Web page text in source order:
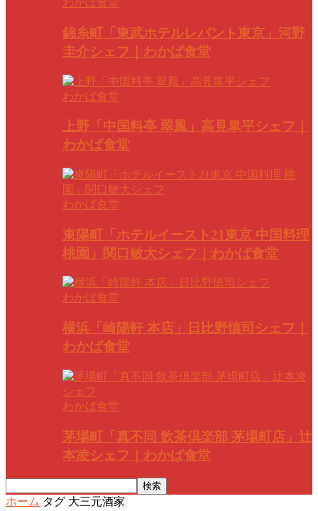
わかば食堂
錦糸町「東武ホテルレバント東京」河野
圭介シェフ｜わかば食堂
わかば食堂
上野「中国料亭 翠鳳」高見皐平シェフ｜
わかば食堂
わかば食堂
東陽町「ホテルイースト21東京 中国料理
桃園」関口敏大シェフ｜わかば食堂
わかば食堂
横浜「崎陽軒 本店」日比野慎司シェフ｜
わかば食堂
わかば食堂
茅場町「真不同 飲茶倶楽部 茅場町店」辻
本凌シェフ｜わかば食堂
ホーム タグ 大三元酒家